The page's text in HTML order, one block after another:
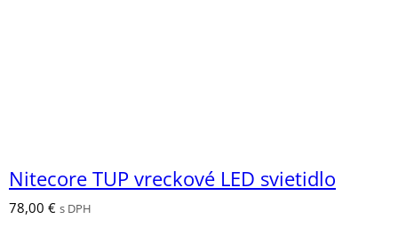
Nitecore TUP vreckové LED svietidlo
78,00 € s DPH